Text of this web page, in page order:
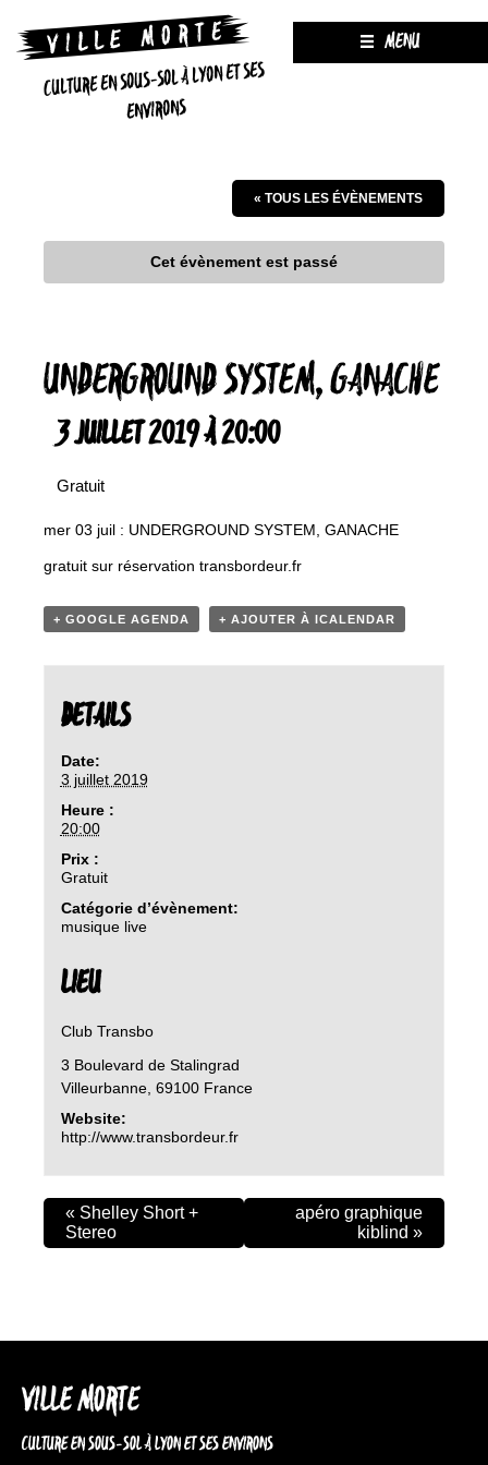
CULTURE EN SOUS-SOL À LYON ET SES
ENVIRONS
MENU
« TOUS LES ÉVÈNEMENTS
Cet évènement est passé
UNDERGROUND SYSTEM, GANACHE
3 JUILLET 2019 À 20:00
Gratuit
mer 03 juil : UNDERGROUND SYSTEM, GANACHE
gratuit sur réservation transbordeur.fr
+ GOOGLE AGENDA + AJOUTER À ICALENDAR
DETAILS
Date:
3 juillet 2019
Heure :
20:00
Prix :
Gratuit
Catégorie d’évènement:
musique live
LIEU
Club Transbo
3 Boulevard de Stalingrad
Villeurbanne, 69100 France
Website:
http://www.transbordeur.fr
« Shelley Short +
Stereo
apéro graphique
kiblind »
VILLE MORTE
CULTURE EN SOUS-SOL À LYON ET SES ENVIRONS